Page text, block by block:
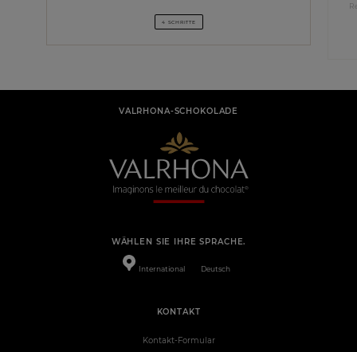
4 SCHRITTE
VALRHONA-SCHOKOLADE
WÄHLEN SIE IHRE SPRACHE.
International Deutsch
KONTAKT
Kontakt-Formular